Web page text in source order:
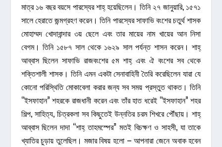
মাত্র ১৬ বছর বয়সে পারস্যের শাহ্‌ হয়েছিলেন। তিনি ২৭ জানুয়ারি, ১৫৭১
সালে হেরাতে জন্মগ্রহণ করেন। তিনি পারস্যের সাফাভি বংশের চতুর্থ শাসক
মোহাম্মদ খোদাবান্দার ৩য় ছেলে এবং তার মায়ের নাম খায়ের আন নিসা
বেগম। তিনি ১৫৮৭ সাল থেকে ১৬২৯ সাল পর্যন্ত শাসন করেন। শাহ্‌
আব্বাস ছিলেন সাফাভি রাজবংশের ৫ম শাহ্ এবং ঐ বংশের সব থেকে
শক্তিশালী শাসক। তিনি এমন একটা সেনাবাহিনী তৈরি করেছিলেন যারা যে
কোনো পরিস্থিতি মোকাবেলা করার জন্য সব সময় প্রস্তুত থাকত। তিনি
“ইসফাহান” শহরকে রাজধানী করেন এবং তাঁর হাত ধরেই “ইসফাহান” শহর
শিল্প, সাহিত্য, চিত্রকলা সব কিছুতেই উন্নতির চরম শিখরে পৌঁছায়। শাহ্‌
আব্বাস ছিলেন দাদা “শাহ্‌ তাহমস্পের” মতই বিচক্ষণ ও সাহসী, যা তাকে
খ্যাতির চুড়ায় তুলেছিল। মজার বিষয় হলো – আপনারা জেনে অবাক হবেন